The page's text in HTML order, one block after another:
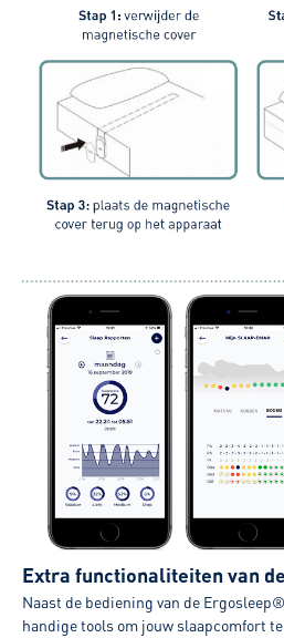
Extra functionaliteiten van
Naast de bediening van de
handige tools om jouw slaapcomfort